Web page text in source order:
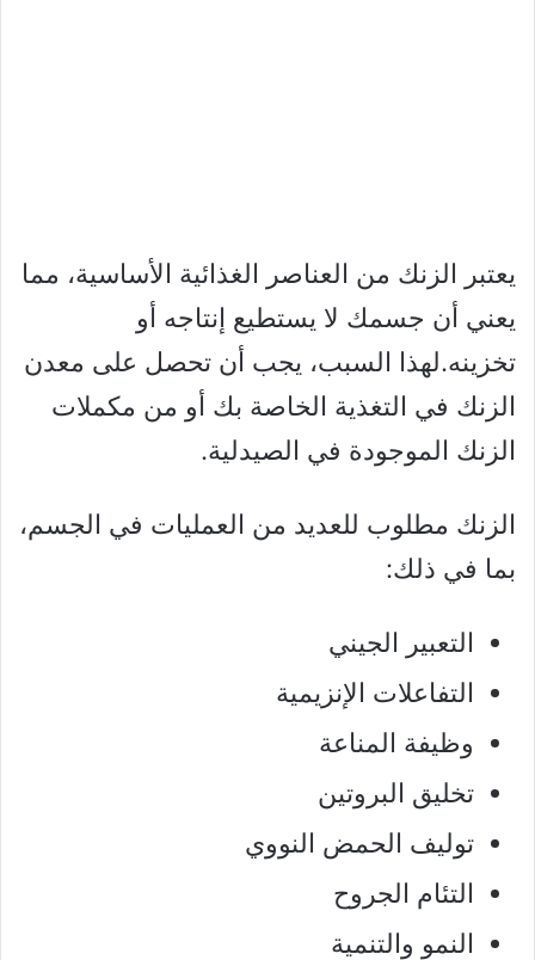
يعتبر الزنك من العناصر الغذائية الأساسية، مما
يعني أن جسمك لا يستطيع إنتاجه أو
تخزينه.لهذا السبب، يجب أن تحصل على معدن
الزنك في التغذية الخاصة بك أو من مكملات
الزنك الموجودة في الصيدلية.
الزنك مطلوب للعديد من العمليات في الجسم،
بما في ذلك:
التعبير الجيني
التفاعلات الإنزيمية
وظيفة المناعة
تخليق البروتين
توليف الحمض النووي
التئام الجروح
النمو والتنمية